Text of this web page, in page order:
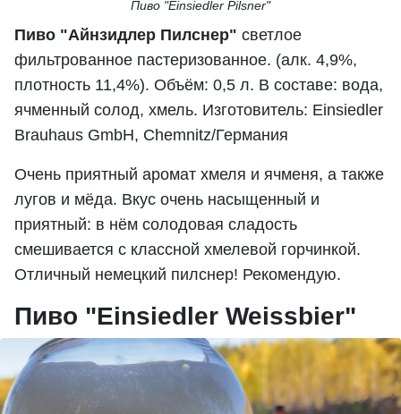
Пиво "Einsiedler Pilsner"
Пиво "Айнзидлер Пилснер" светлое
фильтрованное пастеризованное. (алк. 4,9%,
плотность 11,4%). Объём: 0,5 л. В составе: вода,
ячменный солод, хмель. Изготовитель: Einsiedler
Brauhaus GmbH, Chemnitz/Германия
Очень приятный аромат хмеля и ячменя, а также
лугов и мёда. Вкус очень насыщенный и
приятный: в нём солодовая сладость
смешивается с классной хмелевой горчинкой.
Отличный немецкий пилснер! Рекомендую.
Пиво "Einsiedler Weissbier"